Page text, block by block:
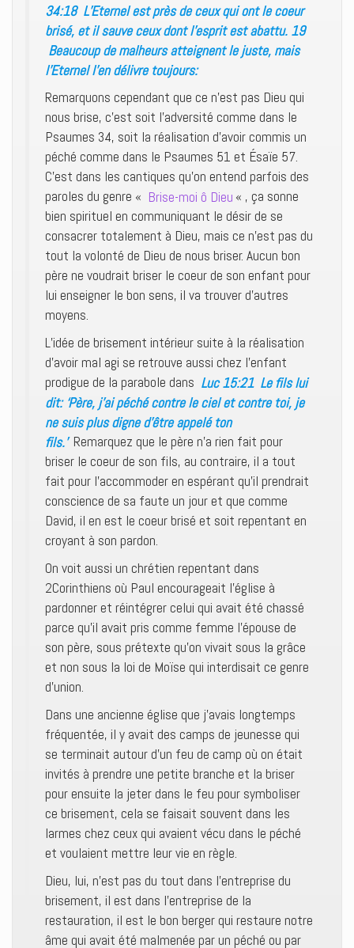
34:18 L’Eternel est près de ceux qui ont le coeur
brisé, et il sauve ceux dont l’esprit est abattu. 19
Beaucoup de malheurs atteignent le juste, mais
l’Eternel l’en délivre toujours:
Remarquons cependant que ce n’est pas Dieu qui
nous brise, c’est soit l’adversité comme dans le
Psaumes 34, soit la réalisation d’avoir commis un
péché comme dans le Psaumes 51 et Ésaïe 57.
C’est dans les cantiques qu’on entend parfois des
paroles du genre « Brise-moi ô Dieu « , ça sonne
bien spirituel en communiquant le désir de se
consacrer totalement à Dieu, mais ce n’est pas du
tout la volonté de Dieu de nous briser. Aucun bon
père ne voudrait briser le coeur de son enfant pour
lui enseigner le bon sens, il va trouver d’autres
moyens.
L’idée de brisement intérieur suite à la réalisation
d’avoir mal agi se retrouve aussi chez l’enfant
prodigue de la parabole dans Luc 15:21 Le fils lui
dit: ‘Père, j’ai péché contre le ciel et contre toi, je
ne suis plus digne d’être appelé ton
fils.’ Remarquez que le père n’a rien fait pour
briser le coeur de son fils, au contraire, il a tout
fait pour l’accommoder en espérant qu’il prendrait
conscience de sa faute un jour et que comme
David, il en est le coeur brisé et soit repentant en
croyant à son pardon.
On voit aussi un chrétien repentant dans
2Corinthiens où Paul encourageait l’église à
pardonner et réintégrer celui qui avait été chassé
parce qu’il avait pris comme femme l’épouse de
son père, sous prétexte qu’on vivait sous la grâce
et non sous la loi de Moïse qui interdisait ce genre
d’union.
Dans une ancienne église que j’avais longtemps
fréquentée, il y avait des camps de jeunesse qui
se terminait autour d’un feu de camp où on était
invités à prendre une petite branche et la briser
pour ensuite la jeter dans le feu pour symboliser
ce brisement, cela se faisait souvent dans les
larmes chez ceux qui avaient vécu dans le péché
et voulaient mettre leur vie en règle.
Dieu, lui, n’est pas du tout dans l’entreprise du
brisement, il est dans l’entreprise de la
restauration, il est le bon berger qui restaure notre
âme qui avait été malmenée par un péché ou par